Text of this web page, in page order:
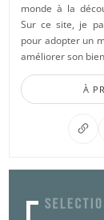
monde à la
Sur ce site, je
pour adopter un
améliorer son
À